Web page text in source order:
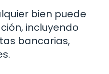
bien puede
incluyendo
bancarias,